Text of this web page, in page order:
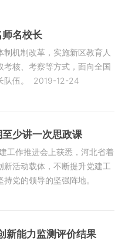
名校长
机制改革，实施新区教育人
核、考察等方式，面向全国
伍。
2019-12-24
少讲一次思政课
工作推进会上获悉，河北省着
活动载体，不断提升党建工
党的领导的坚强阵地。
新能力监测评价结果